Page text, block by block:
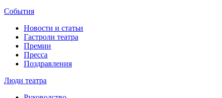
События
Новости и статьи
Гастроли театра
Премии
Пресса
Поздравления
Люди театра